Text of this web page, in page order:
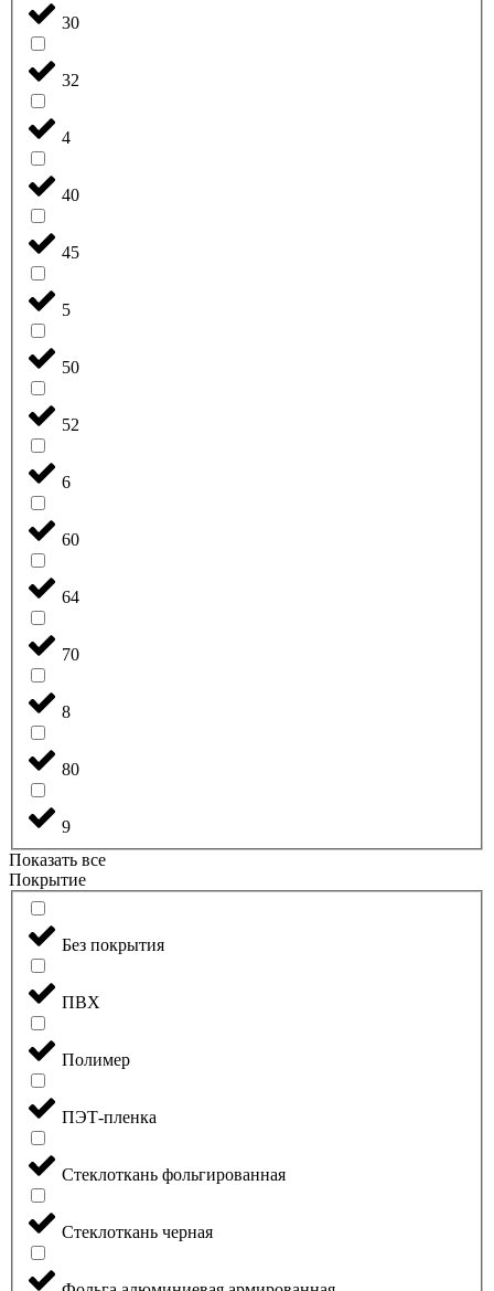
30
32
4
40
45
5
50
52
6
60
64
70
8
80
9
Показать все
Покрытие
Без покрытия
ПВХ
Полимер
ПЭТ-пленка
Стеклоткань фольгированная
Стеклоткань черная